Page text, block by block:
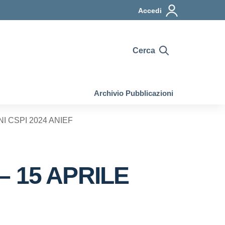
Accedi
Cerca
Archivio Pubblicazioni
CSPI 2024 ANIEF
15 APRILE